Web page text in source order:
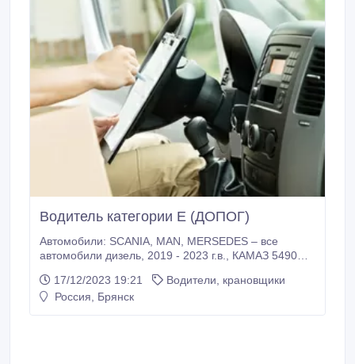
Водитель категории Е (ДОПОГ)
Автомобили: SCANIA, MAN, MERSEDES – все
автомобили дизель, 2019 - 2023 г.в., КАМАЗ 5490
постоянной основе или основная вахта 30/15, вахты
различной продолжительности - обсуждается с
17/12/2023 19:21
Водители, крановщики
Россия, Брянск